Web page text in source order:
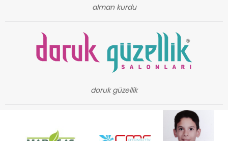
alman kurdu
doruk güzellik